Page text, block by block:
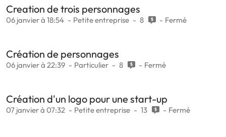
Creation de trois personnages
06 janvier à 18:54 Petite entreprise 8 Fermé
Création de personnages
06 janvier à 22:39 Particulier 8 Fermé
Création d'un logo pour une start-up
07 janvier à 07:32 Petite entreprise 13 Fermé